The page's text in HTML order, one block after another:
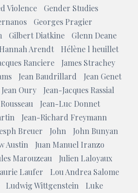
Violence
Gender Studies
Georges Pragier
Gilbert Diatkine
Glenn Deane
Hannah Arendt
Hélène l heuillet
Ranciere
James Strachey
Jean Baudrillard
Jean Genet
Jean Oury
Jean-Jacques Rassial
Jean-Luc Donnet
Jean-Richard Freymann
Breuer John
John Bunyan
Austin
Juan Manuel Iranzo
Marouzeau
Julien Laloyaux
Laufer
Lou Andrea Salome
Ludwig Wittgenstein
Luke